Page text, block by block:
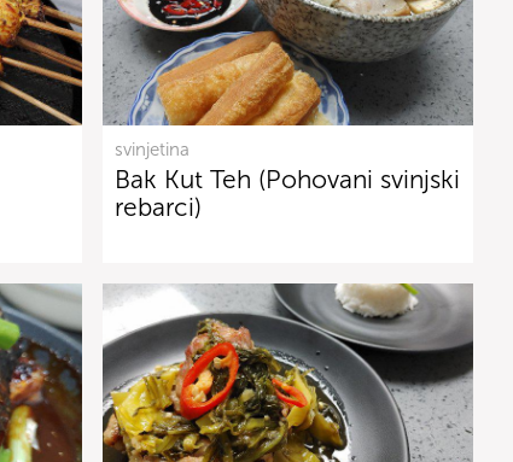
svinjetina
Bak Kut Teh (Pohovani svinjski
rebarci)